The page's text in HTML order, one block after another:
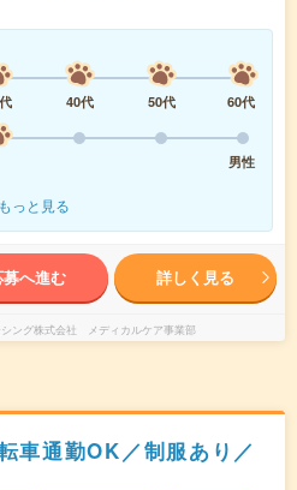
40代 50代
60代
男性
もっと見る
募へ進む 詳しく見る
シング株式会社 メディカルケア事業部
車通勤OK／制服あり／